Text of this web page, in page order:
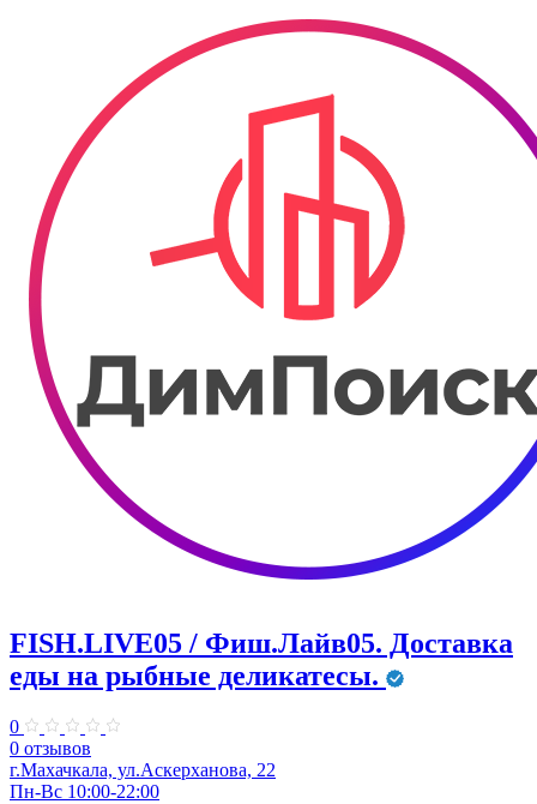
FISH.LIVE05 / Фиш.Лайв05. Доставка
еды на рыбные деликатесы.
0
0 отзывов
г.Махачкала, ул.Аскерханова, 22
Пн-Вс 10:00-22:00